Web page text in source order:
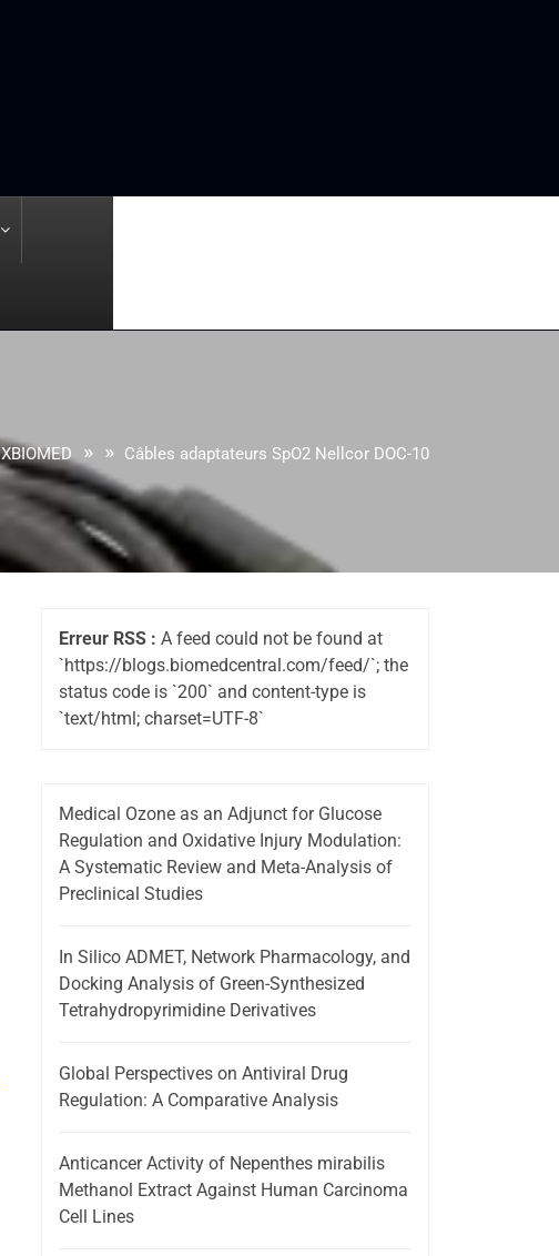
XBIOMED » » Câbles adaptateurs SpO2 Nellcor DOC-10
Erreur RSS : A feed could not be found at
`https://blogs.biomedcentral.com/feed/`; the
status code is `200` and content-type is
`text/html; charset=UTF-8`
Medical Ozone as an Adjunct for Glucose
Regulation and Oxidative Injury Modulation:
A Systematic Review and Meta-Analysis of
Preclinical Studies
In Silico ADMET, Network Pharmacology, and
Docking Analysis of Green-Synthesized
Tetrahydropyrimidine Derivatives
Global Perspectives on Antiviral Drug
Regulation: A Comparative Analysis
Anticancer Activity of Nepenthes mirabilis
Methanol Extract Against Human Carcinoma
Cell Lines